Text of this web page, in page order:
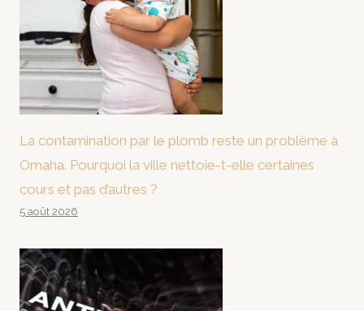
La contamination par le plomb reste un problème à
Omaha. Pourquoi la ville nettoie-t-elle certaines
cours et pas d’autres ?
5 août 2026